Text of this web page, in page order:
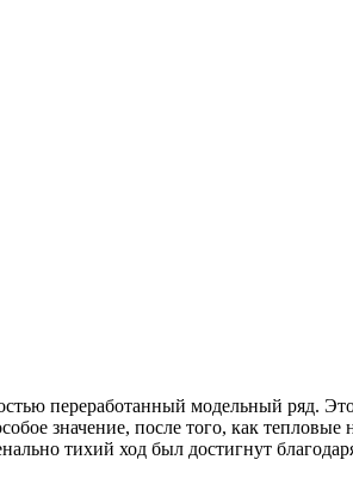
переработанный модельный ряд.
значение, после того, как тепловые
тихий ход был достигнут